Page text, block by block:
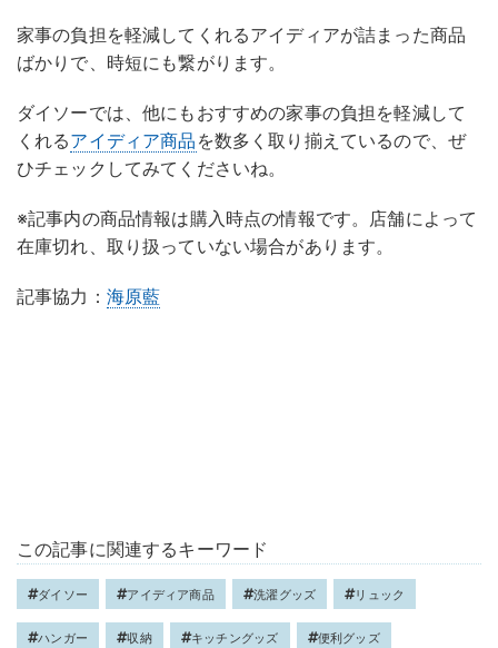
家事の負担を軽減してくれるアイディアが詰まった商品
ばかりで、時短にも繋がります。
ダイソーでは、他にもおすすめの家事の負担を軽減して
くれるアイディア商品 を数多く取り揃えているので、ぜ
ひチェックしてみてくださいね。
※記事内の商品情報は購入時点の情報です。店舗によって
在庫切れ、取り扱っていない場合があります。
記事協力： 海原藍
この記事に関連するキーワード
ダイソー アイディア商品 洗濯グッズ リュック
ハンガー 収納 キッチングッズ 便利グッズ